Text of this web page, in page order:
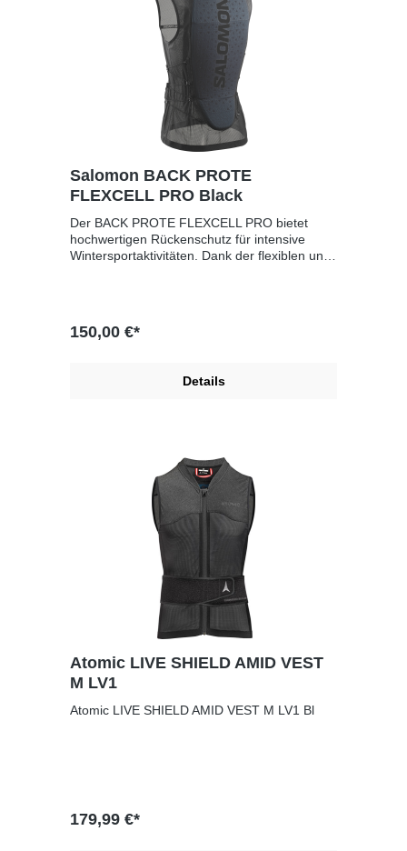
Salomon BACK PROTE
FLEXCELL PRO Black
Der BACK PROTE FLEXCELL PRO bietet
hochwertigen Rückenschutz für intensive
Wintersportaktivitäten. Dank der flexiblen und
Eigenschaften schützt effektiv bei Stößen,
gewährleisten. Ideal für Skifahrer und
150,00 €*
Details
Atomic LIVE SHIELD AMID VEST
M LV1
Atomic LIVE SHIELD AMID VEST M LV1 Bl
179,99 €*